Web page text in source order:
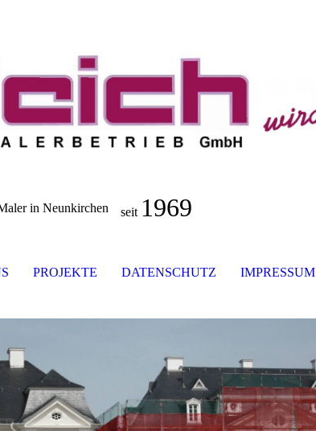
in Neunkirchen seit 1969
PROJEKTE DATENSCHUTZ IMPRESSUM